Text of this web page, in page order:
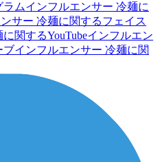
ムインフルエンサー 冷麺に
サー 冷麺に関するフェイス
に関するYouTubeインフルエン
インフルエンサー 冷麺に関